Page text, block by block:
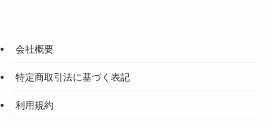
会社概要
特定商取引法に基づく表記
利用規約